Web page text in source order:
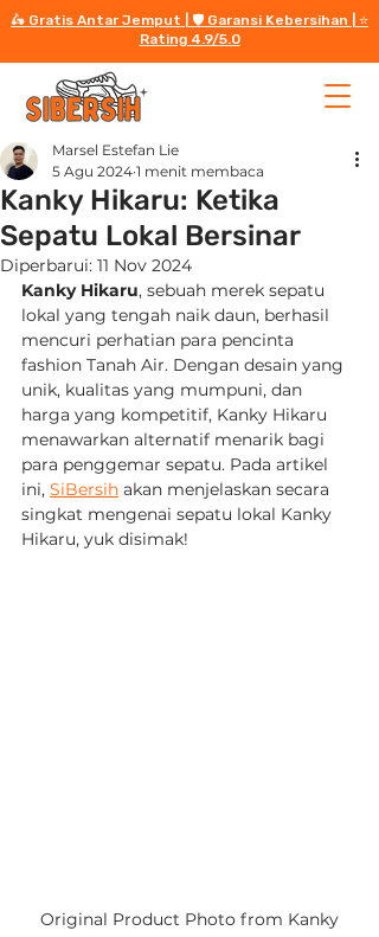
🛵 Gratis Antar Jemput | 🛡️ Garansi Kebersihan | ⭐️
Rating 4.9/5.0
Kanky Hikaru: Ketika
Sepatu Lokal Bersinar
Marsel Estefan Lie
5 Agu 2024 1 menit membaca
Diperbarui: 11 Nov 2024
Kanky Hikaru, sebuah merek sepatu
lokal yang tengah naik daun, berhasil
mencuri perhatian para pencinta
fashion Tanah Air. Dengan desain yang
unik, kualitas yang mumpuni, dan
harga yang kompetitif, Kanky Hikaru
menawarkan alternatif menarik bagi
para penggemar sepatu. Pada artikel
ini, SiBersih akan menjelaskan secara
singkat mengenai sepatu lokal Kanky
Hikaru, yuk disimak!
Original Product Photo from Kanky